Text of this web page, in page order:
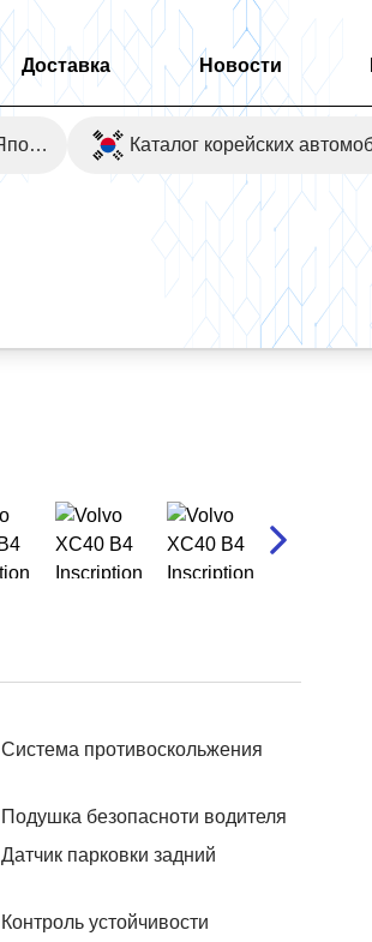
Доставка Новости
Автоаукционы Японии
Система противоскольжения
Подушка безопасноти водителя
Датчик парковки задний
Контроль устойчивости